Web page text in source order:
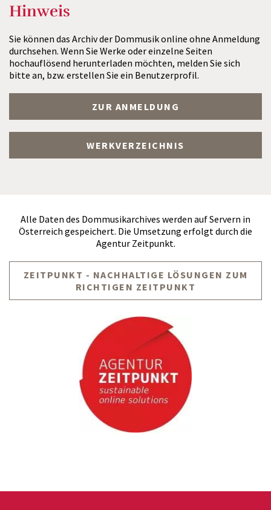
Hinweis
Sie können das Archiv der Dommusik online ohne Anmeldung
durchsehen. Wenn Sie Werke oder einzelne Seiten
hochauflösend herunterladen möchten, melden Sie sich
bitte an, bzw. erstellen Sie ein Benutzerprofil.
ZUR ANMELDUNG
WERKVERZEICHNIS
Alle Daten des Dommusikarchives werden auf Servern in
Österreich gespeichert. Die Umsetzung erfolgt durch die
Agentur Zeitpunkt.
ZEITPUNKT - NACHHALTIGE LÖSUNGEN ZUM
RICHTIGEN ZEITPUNKT